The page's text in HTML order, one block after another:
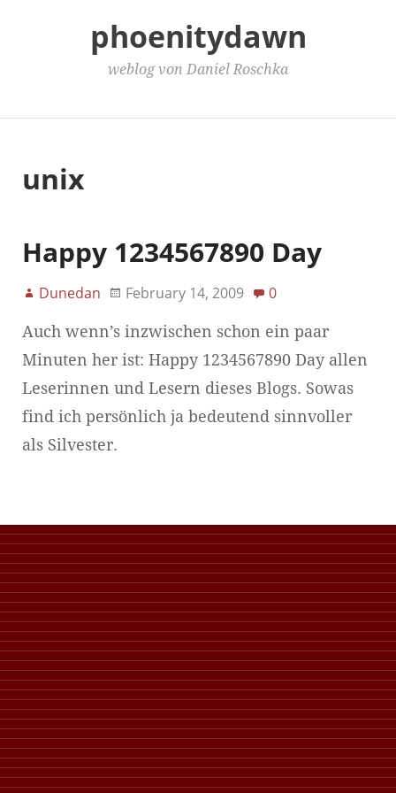
phoenitydawn
weblog von Daniel Roschka
unix
Happy 1234567890 Day
Dunedan February 14, 2009 0
Auch wenn’s inzwischen schon ein paar
Minuten her ist: Happy 1234567890 Day allen
Leserinnen und Lesern dieses Blogs. Sowas
find ich persönlich ja bedeutend sinnvoller
als Silvester.